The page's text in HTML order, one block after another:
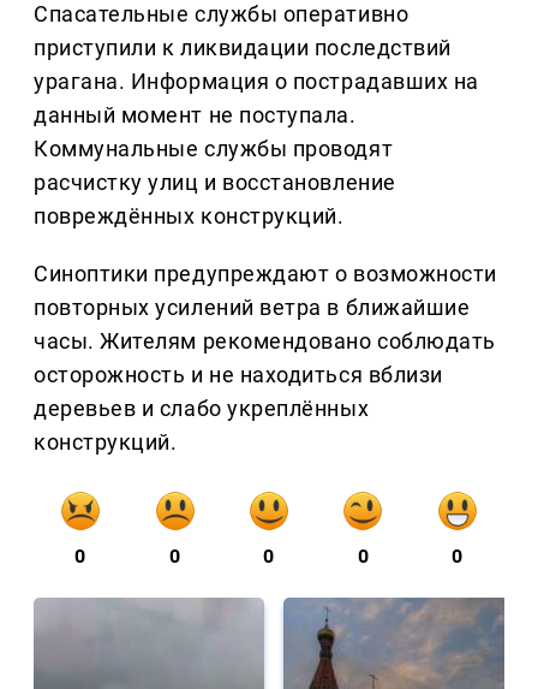
Спасательные службы оперативно
приступили к ликвидации последствий
урагана. Информация о пострадавших на
данный момент не поступала.
Коммунальные службы проводят
расчистку улиц и восстановление
повреждённых конструкций.
Синоптики предупреждают о возможности
повторных усилений ветра в ближайшие
часы. Жителям рекомендовано соблюдать
осторожность и не находиться вблизи
деревьев и слабо укреплённых
конструкций.
0 0 0 0 0